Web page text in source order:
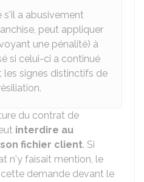
s'il a abusivement
peut appliquer
une pénalité) à
si celui-ci a continué
les signes distinctifs de
du contrat de
interdire au
fichier client. Si
n'y faisait mention, le
demande devant le